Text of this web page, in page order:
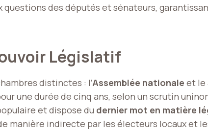
des députés et sénateurs,
Législatif
distinctes : l’Assemblée nationale et le
une durée de cinq ans, selon un scrutin
et dispose du dernier mot en matière
manière indirecte par les électeurs locaux et